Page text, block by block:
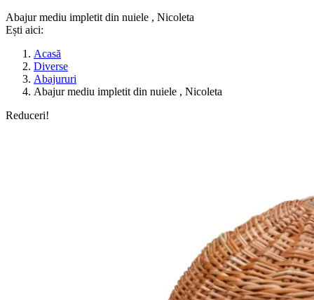
Abajur mediu impletit din nuiele , Nicoleta
Ești aici:
Acasă
Diverse
Abajururi
Abajur mediu impletit din nuiele , Nicoleta
Reduceri!